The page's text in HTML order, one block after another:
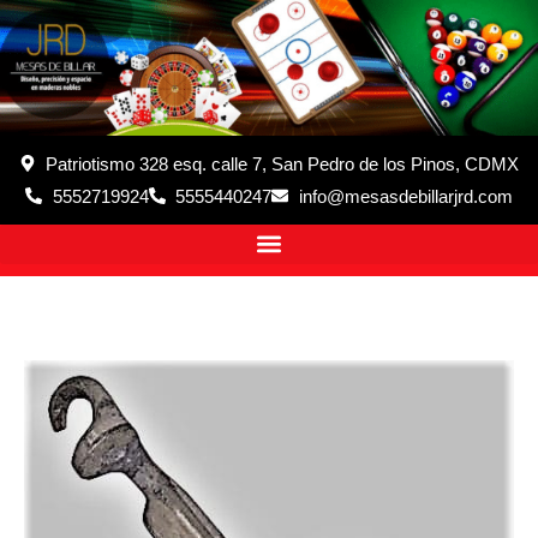
Patriotismo 328 esq. calle 7, San Pedro de los Pinos, CDMX
5552719924
5555440247 info@mesasdebillarjrd.com